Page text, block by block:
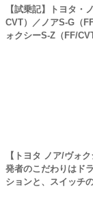
【試乗記】トヨタ・
CVT）／ノアS-G（
ォクシーS-Z（FF/CVT
【トヨタ ノア/ヴォ
発者のこだわりはド
ションと、スイッチ